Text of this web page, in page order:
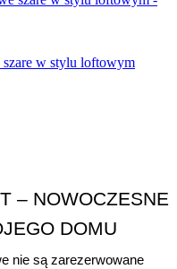
szare w stylu loftowym
– NOWOCZESNE
DOMU
nie są zarezerwowane